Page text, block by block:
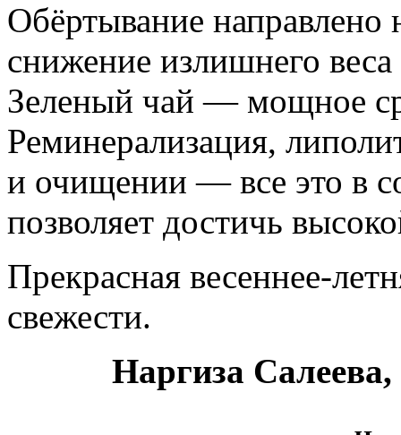
Обёртывание направлено
снижение излишнего
Зеленый чай — мощное
Реминерализация,
и очищении — все это в
позволяет достичь
Прекрасная весеннее-
свежести.
Наргиза Салеева,